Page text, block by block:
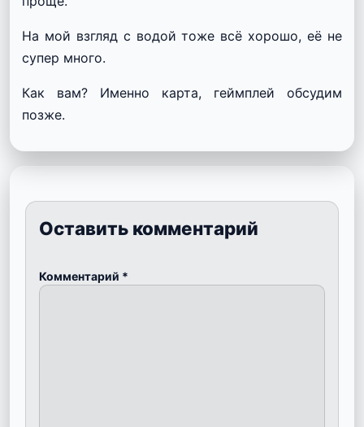
На мой взгляд с водой тоже всё хорошо, её не
супер много.
Как вам? Именно карта, геймплей обсудим
позже.
Оставить комментарий
Комментарий *